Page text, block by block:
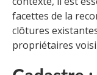
facettes de la
clôtures
propriétaires